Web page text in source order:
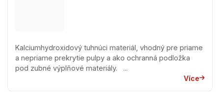
Kalciumhydroxidový tuhnúci materiál, vhodný pre priame
a nepriame prekrytie pulpy a ako ochranná podložka
pod zubné výplňové materiály. ...
Více